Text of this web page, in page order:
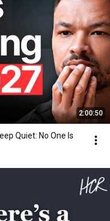
2:00:50
Quiet: No One Is